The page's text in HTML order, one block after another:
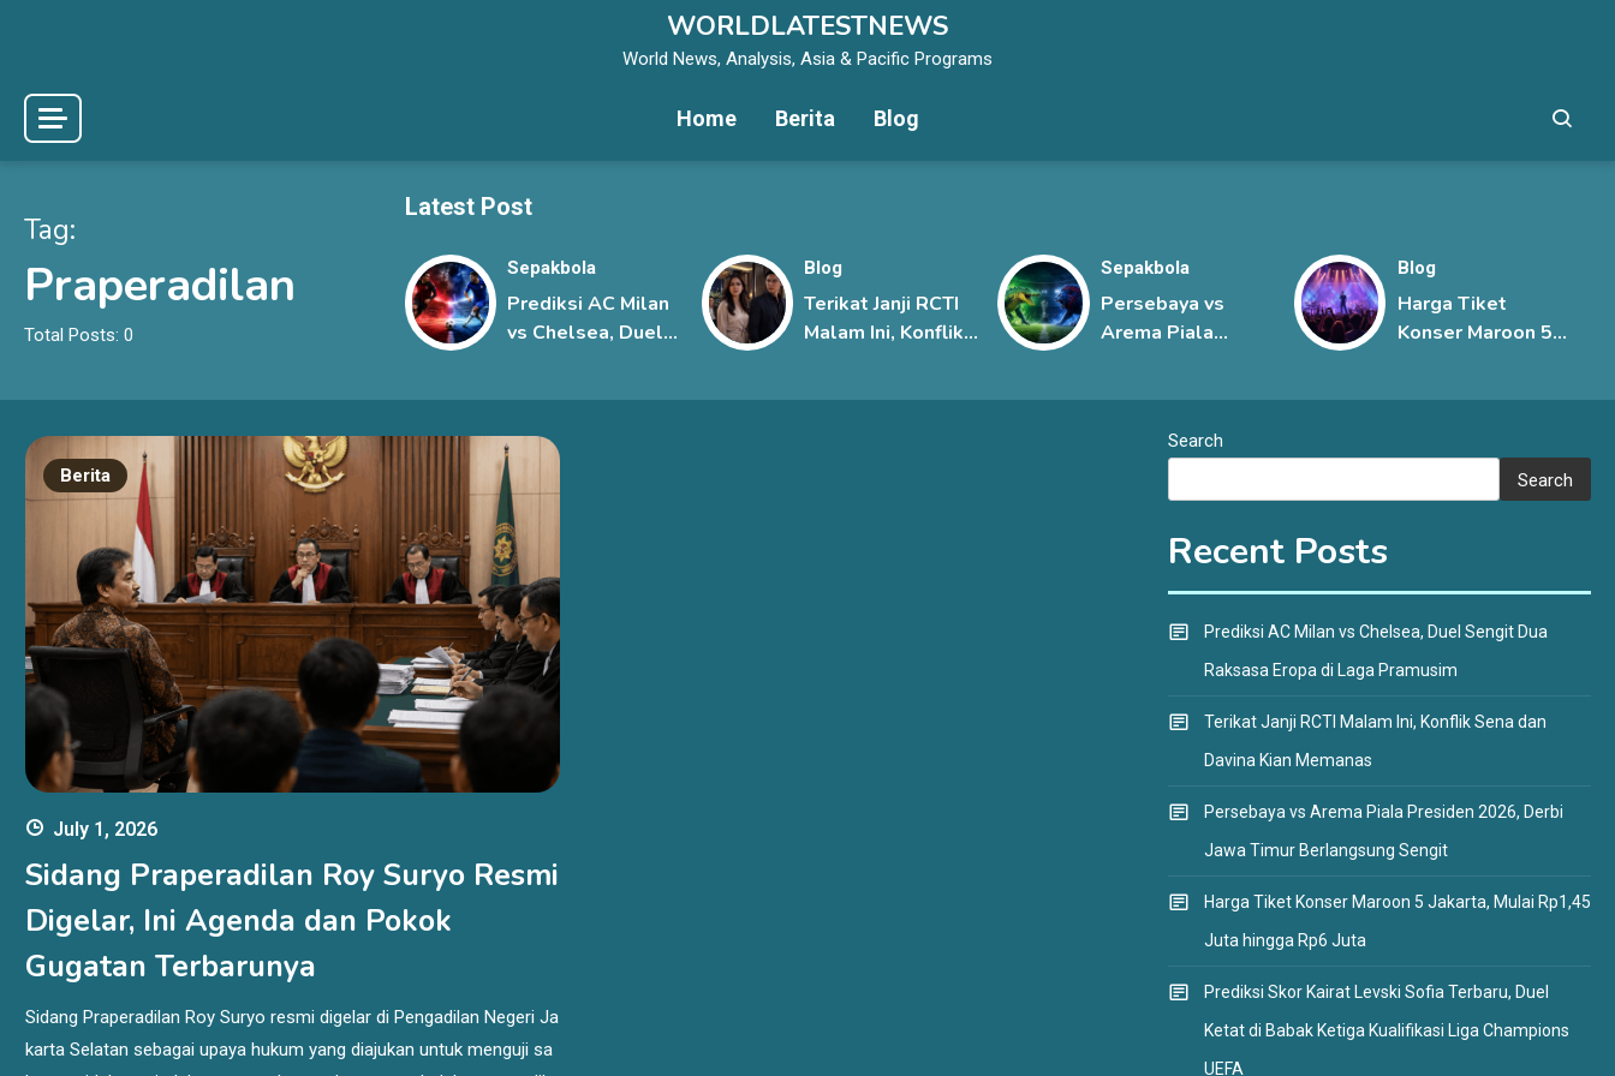
WORLDLATESTNEWS
World News, Analysis, Asia & Pacific Programs
Home Berita Blog
Tag:
Praperadilan
Total Posts: 0
Latest Post
Sepakbola
Prediksi AC Milan
vs Chelsea, Duel
Blog
Terikat Janji RCTI
Malam Ini, Konflik
Sepakbola
Persebaya vs
Arema Piala
Blog
Harga Tiket
Konser Maroon 5
Berita
July 1, 2026
Sidang Praperadilan Roy Suryo Resmi
Digelar, Ini Agenda dan Pokok
Gugatan Terbarunya
Sidang Praperadilan Roy Suryo resmi digelar di Pengadilan Negeri Ja
karta Selatan sebagai upaya hukum yang diajukan untuk menguji sa
Search
Search
Recent Posts
Prediksi AC Milan vs Chelsea, Duel Sengit Dua
Raksasa Eropa di Laga Pramusim
Terikat Janji RCTI Malam Ini, Konflik Sena dan
Davina Kian Memanas
Persebaya vs Arema Piala Presiden 2026, Derbi
Jawa Timur Berlangsung Sengit
Harga Tiket Konser Maroon 5 Jakarta, Mulai Rp1,45
Juta hingga Rp6 Juta
Prediksi Skor Kairat Levski Sofia Terbaru, Duel
Ketat di Babak Ketiga Kualifikasi Liga Champions
UEFA